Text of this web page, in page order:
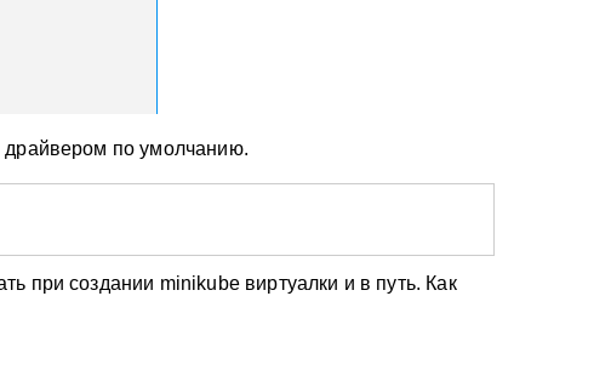
по умолчанию.
при создании minikube виртуалки и в путь. Как